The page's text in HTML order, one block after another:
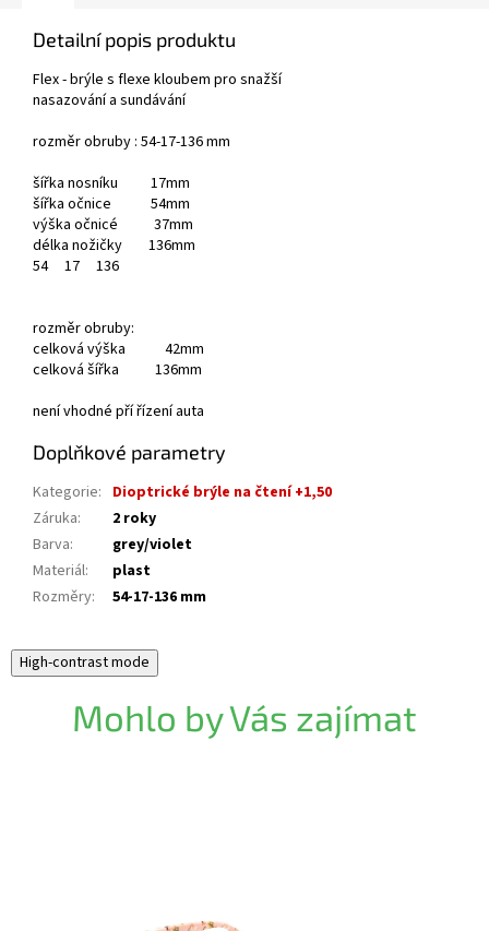
Detailní popis produktu
Flex - brýle s flexe kloubem pro snažší
nasazování a sundávání
rozměr obruby : 54-17-136 mm
šířka nosníku 17mm
šířka očnice 54mm
výška očnicé 37mm
délka nožičky 136mm
54 17 136
rozměr obruby:
celková výška 42mm
celková šířka 136mm
není vhodné pří řízení auta
Doplňkové parametry
Kategorie: Dioptrické brýle na čtení +1,50
Záruka:
2 roky
Barva:
grey/violet
Materiál:
plast
Rozměry: 54-17-136 mm
High-contrast mode
Mohlo by Vás zajímat